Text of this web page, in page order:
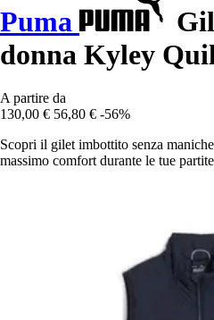
Puma
donna Kyley
A partire da
130,00 € 56,80 € -56%
Scopri il gilet imbottito senza
massimo comfort durante le tue